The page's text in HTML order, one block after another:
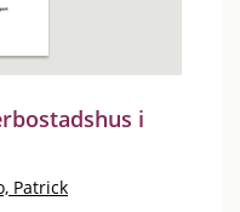
i
Patrick